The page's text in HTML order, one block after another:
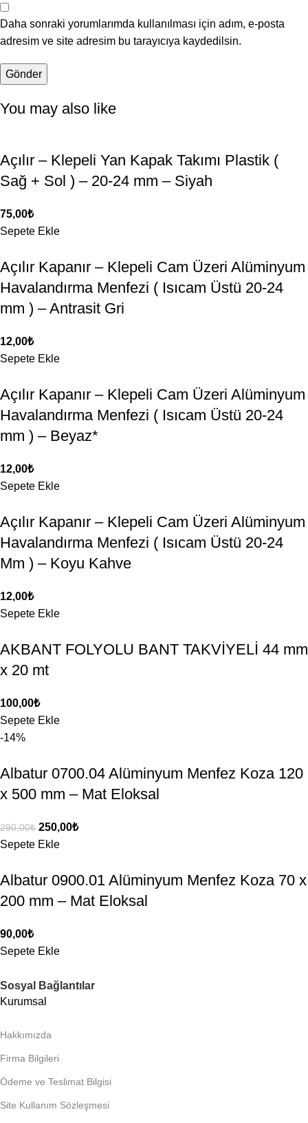
Daha sonraki yorumlarımda kullanılması için adım, e-posta
adresim ve site adresim bu tarayıcıya kaydedilsin.
You may also like
Açılır – Klepeli Yan Kapak Takımı Plastik (
Sağ + Sol ) – 20-24 mm – Siyah
75,00₺
Sepete Ekle
Açılır Kapanır – Klepeli Cam Üzeri Alüminyum
Havalandırma Menfezi ( Isıcam Üstü 20-24
mm ) – Antrasit Gri
12,00₺
Sepete Ekle
Açılır Kapanır – Klepeli Cam Üzeri Alüminyum
Havalandırma Menfezi ( Isıcam Üstü 20-24
mm ) – Beyaz*
12,00₺
Sepete Ekle
Açılır Kapanır – Klepeli Cam Üzeri Alüminyum
Havalandırma Menfezi ( Isıcam Üstü 20-24
Mm ) – Koyu Kahve
12,00₺
Sepete Ekle
AKBANT FOLYOLU BANT TAKVİYELİ 44 mm
x 20 mt
100,00₺
Sepete Ekle
-14%
Albatur 0700.04 Alüminyum Menfez Koza 120
x 500 mm – Mat Eloksal
290,00₺ 250,00₺
Sepete Ekle
Albatur 0900.01 Alüminyum Menfez Koza 70 x
200 mm – Mat Eloksal
90,00₺
Sepete Ekle
Sosyal Bağlantılar
Kurumsal
Hakkımızda
Firma Bilgileri
Ödeme ve Teslimat Bilgisi
Site Kullanım Sözleşmesi